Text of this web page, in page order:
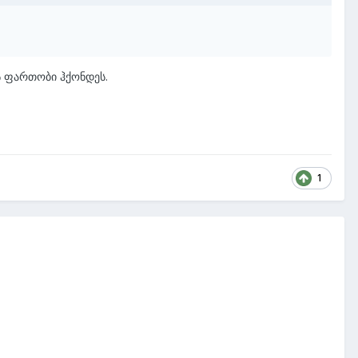
ფართობი ჰქონდეს.
1